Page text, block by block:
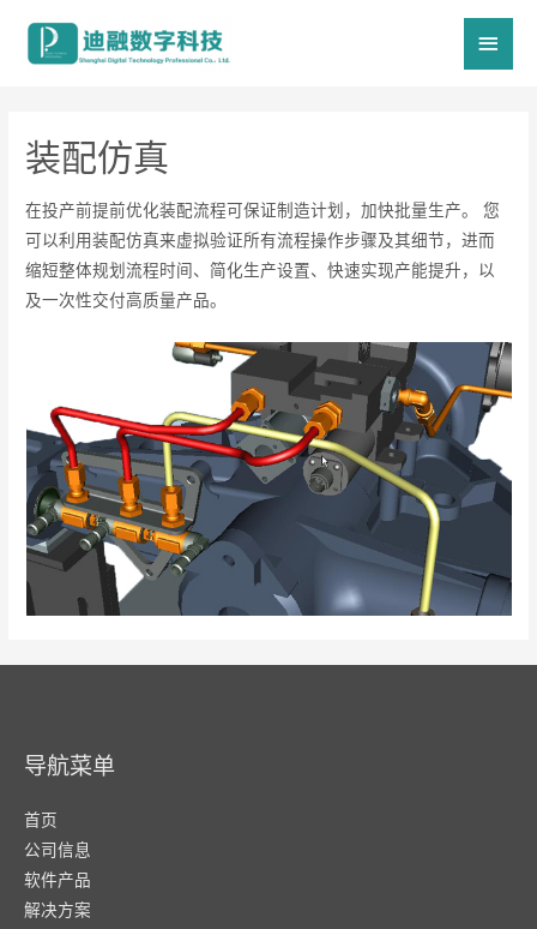
主
装配仿真
在投产前提前优化装配流程可保证制造计划，加快批量生产。 您
可以利用装配仿真来虚拟验证所有流程操作步骤及其细节，进而
缩短整体规划流程时间、简化生产设置、快速实现产能提升，以
及一次性交付高质量产品。
导航菜单
首页
公司信息
软件产品
解决方案